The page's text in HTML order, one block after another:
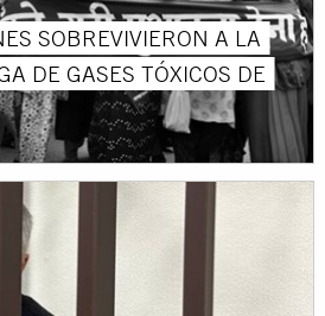
SOBREVIVIERON A LA
DE GASES TÓXICOS DE